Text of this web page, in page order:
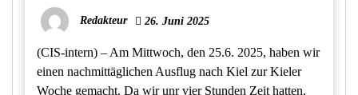
Redakteur 26. Juni 2025
(CIS-intern) – Am Mittwoch, den 25.6. 2025, haben wir
einen nachmittäglichen Ausflug nach Kiel zur Kieler
Woche gemacht. Da wir unr vier Stunden Zeit hatten,